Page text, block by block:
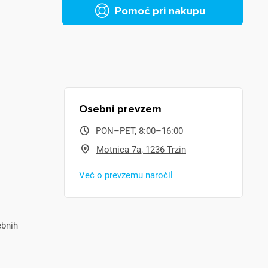
Pomoč pri nakupu
Osebni prevzem
PON–PET, 8:00–16:00
Motnica 7a, 1236 Trzin
Več o prevzemu naročil